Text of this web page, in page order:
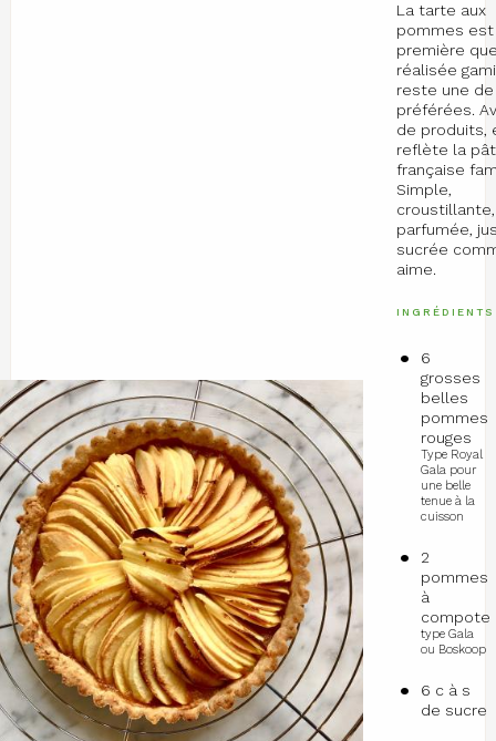
La tarte aux
pommes est
première
réalisée
reste une
préférées.
de produits,
reflète la
française
Simple,
croustillante,
parfumée,
sucrée
aime.
INGRÉDIENTS
6
grosses
belles
pommes
rouges
Type Royal
Gala pour
une belle
tenue à la
cuisson
2
pommes
à
compote
type Gala
ou Boskoop
6 c à s
de sucre